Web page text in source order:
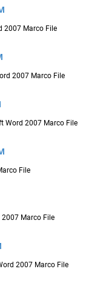
2007 Marco File
2007 Marco File
Word 2007 Marco File
File
Marco File
2007 Marco File